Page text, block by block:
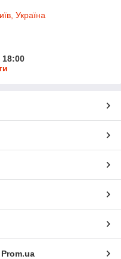
Україна
18:00
Prom.ua